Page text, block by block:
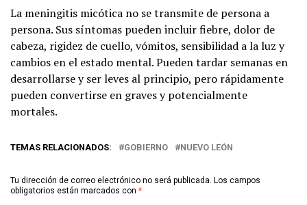
La meningitis micótica no se transmite de persona a
persona. Sus síntomas pueden incluir fiebre, dolor de
cabeza, rigidez de cuello, vómitos, sensibilidad a la luz y
cambios en el estado mental. Pueden tardar semanas en
desarrollarse y ser leves al principio, pero rápidamente
pueden convertirse en graves y potencialmente
mortales.
TEMAS RELACIONADOS: GOBIERNO NUEVO LEÓN
Tu dirección de correo electrónico no será publicada. Los campos
obligatorios están marcados con *